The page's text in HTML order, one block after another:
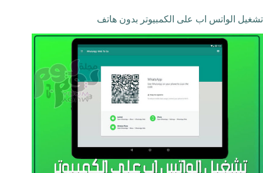
تشغيل الواتس اب على الكمبيوتر بدون هاتف